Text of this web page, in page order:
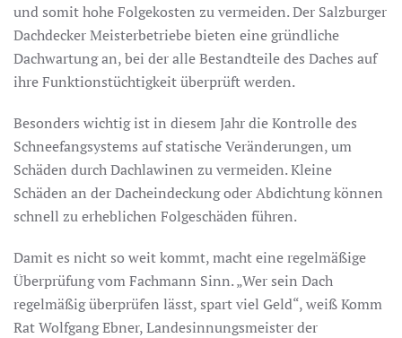
und somit hohe Folgekosten zu vermeiden. Der Salzburger
Dachdecker Meisterbetriebe bieten eine gründliche
Dachwartung an, bei der alle Bestandteile des Daches auf
ihre Funktionstüchtigkeit überprüft werden.
Besonders wichtig ist in diesem Jahr die Kontrolle des
Schneefangsystems auf statische Veränderungen, um
Schäden durch Dachlawinen zu vermeiden. Kleine
Schäden an der Dacheindeckung oder Abdichtung können
schnell zu erheblichen Folgeschäden führen.
Damit es nicht so weit kommt, macht eine regelmäßige
Überprüfung vom Fachmann Sinn. „Wer sein Dach
regelmäßig überprüfen lässt, spart viel Geld“, weiß Komm
Rat Wolfgang Ebner, Landesinnungsmeister der